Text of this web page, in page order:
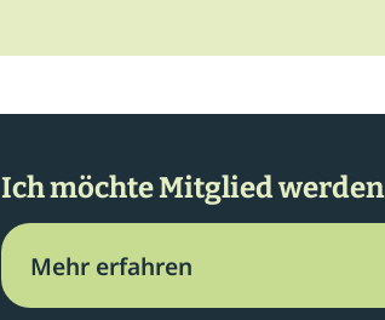
Ich möchte Mitglied werden
Mehr erfahren